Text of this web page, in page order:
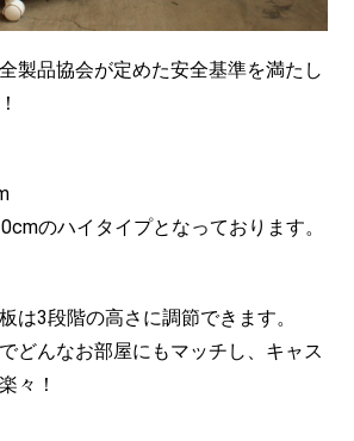
製品協会が定めた安全基準を満たし
のハイタイプとなっております。
は3段階の高さに調節できます。
どんなお部屋にもマッチし、キャス
々！